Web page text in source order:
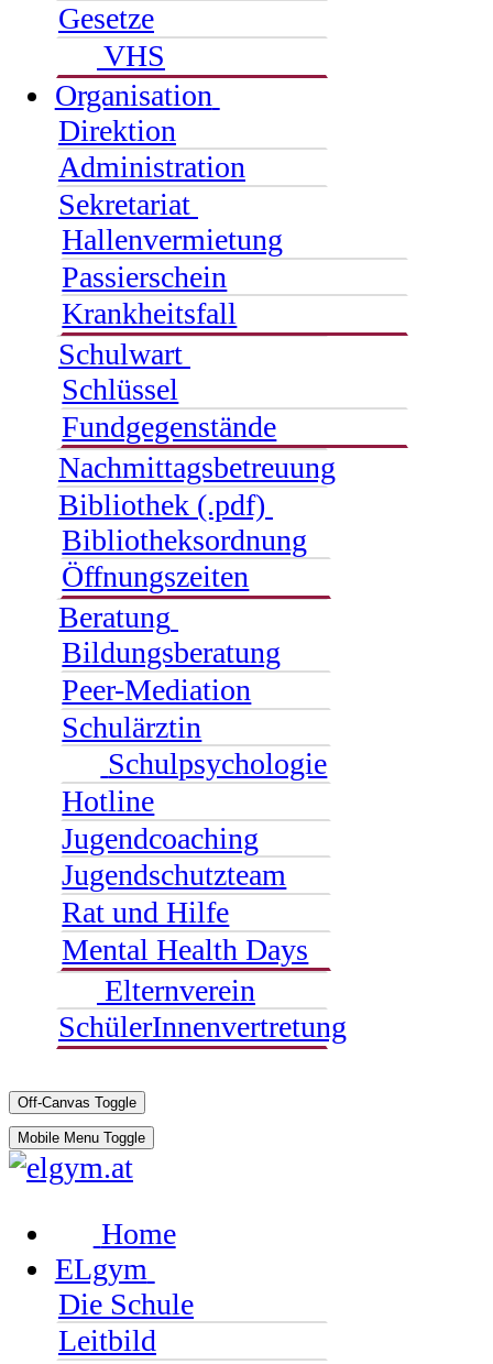
Gesetze
VHS
Organisation
Direktion
Administration
Sekretariat
Hallenvermietung
Passierschein
Krankheitsfall
Schulwart
Schlüssel
Fundgegenstände
Nachmittagsbetreuung
Bibliothek (.pdf)
Bibliotheksordnung
Öffnungszeiten
Beratung
Bildungsberatung
Peer-Mediation
Schulärztin
Schulpsychologie
Hotline
Jugendcoaching
Jugendschutzteam
Rat und Hilfe
Mental Health Days
Elternverein
SchülerInnenvertretung
Off-Canvas Toggle
Mobile Menu Toggle
Home
ELgym
Die Schule
Leitbild